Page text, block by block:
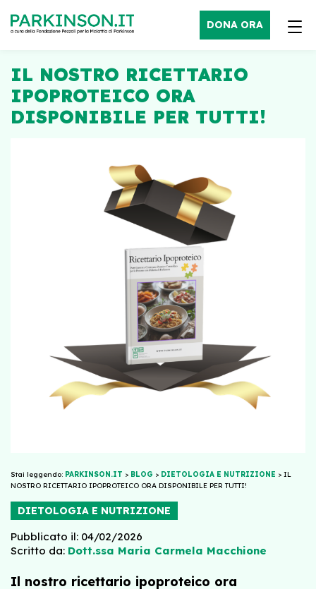
DONA ORA
IL NOSTRO RICETTARIO
IPOPROTEICO ORA
DISPONIBILE PER TUTTI!
Stai leggendo: PARKINSON.IT > BLOG > DIETOLOGIA E NUTRIZIONE > IL
NOSTRO RICETTARIO IPOPROTEICO ORA DISPONIBILE PER TUTTI!
DIETOLOGIA E NUTRIZIONE
Pubblicato il: 04/02/2026
Scritto da: Dott.ssa Maria Carmela Macchione
Il nostro ricettario ipoproteico ora